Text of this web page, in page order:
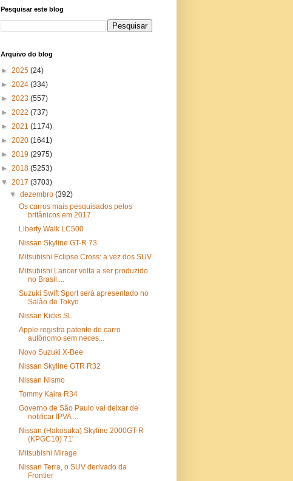
Pesquisar este blog
Arquivo do blog
► 2025 (24)
► 2024 (334)
► 2023 (557)
► 2022 (737)
► 2021 (1174)
► 2020 (1641)
► 2019 (2975)
► 2018 (5253)
▼ 2017 (3703)
▼dezembro(392)
Os carros mais pesquisados pelos
britânicos em 2017
Liberty Walk LC500
Nissan Skyline GT-R 73
Mitsubishi Eclipse Cross: a vez dos SUV
Mitsubishi Lancer volta a ser produzido
no Brasil....
Suzuki Swift Sport será apresentado no
Salão de Tokyo
Nissan Kicks SL
Apple registra patente de carro
autônomo sem neces...
Novo Suzuki X-Bee
Nissan Skyline GTR R32
Nissan Nismo
Tommy Kaira R34
Governo de São Paulo vai deixar de
notificar IPVA ...
Nissan (Hakosuka) Skyline 2000GT-R
(KPGC10) 71'
Mitsubishi Mirage
Nissan Terra, o SUV derivado da
Frontier